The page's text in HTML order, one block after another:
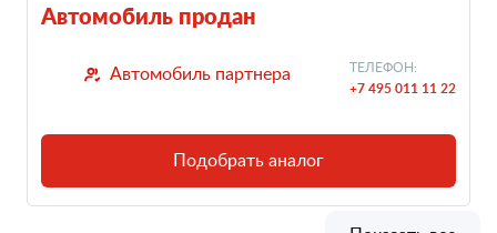
Автомобиль продан
Автомобиль партнера ТЕЛЕФОН:
+7 495 011 11 22
Подобрать аналог